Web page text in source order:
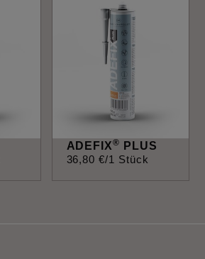
ADEFIX®
PLUS
36,80 €/1 Stück